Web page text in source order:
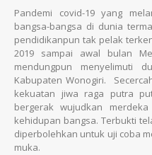
Pandemi covid-19 yang
bangsa-bangsa di dunia
pendidikanpun tak pelak
2019 sampai awal bulan
mendungpun menyelimuti
Kabupaten Wonogiri.
kekuatan jiwa raga putra
bergerak wujudkan
kehidupan bangsa. Terbukti
diperbolehkan untuk uji coba
muka.